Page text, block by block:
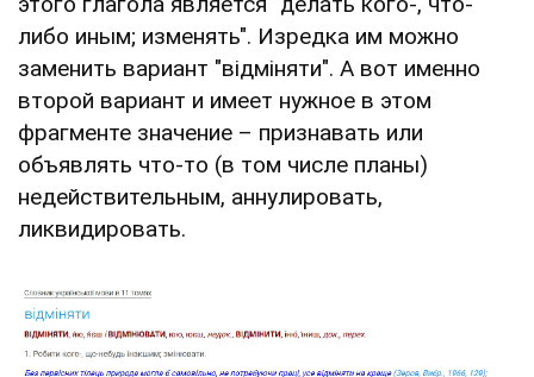
либо иным; изменять". Изредка им можно
заменить вариант "відміняти". А вот именно
второй вариант и имеет нужное в этом
фрагменте значение – признавать или
объявлять что-то (в том числе планы)
недействительным, аннулировать,
ликвидировать.